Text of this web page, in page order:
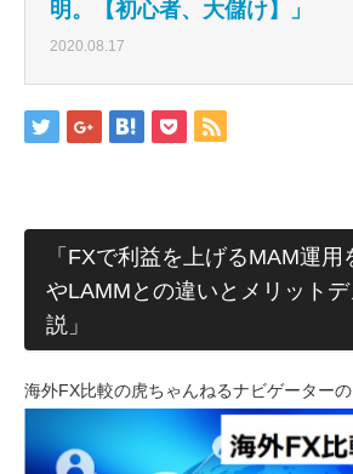
明。【初心者、大儲け】」
2020.08.17
「FXで利益を上げるMAM運
やLAMMとの違いとメリット
説」
海外FX比較の虎ちゃんねるナビゲーターの